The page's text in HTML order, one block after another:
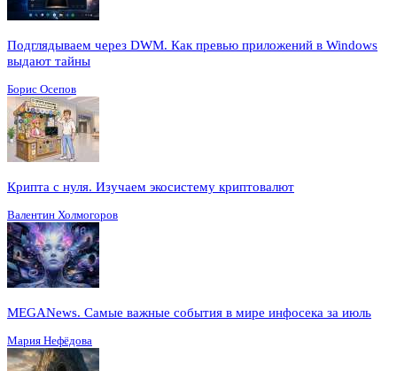
Подглядываем через DWM. Как превью приложений в Windows
выдают тайны
Борис Осепов
Крипта с нуля. Изучаем экосистему криптовалют
Валентин Холмогоров
MEGANews. Cамые важные события в мире инфосека за июль
Мария Нефёдова